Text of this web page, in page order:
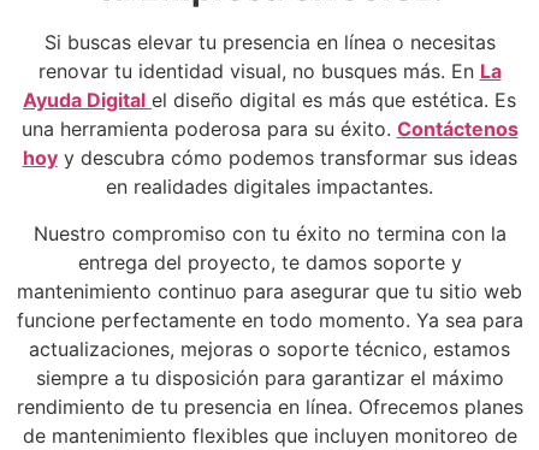
Si buscas elevar tu presencia en línea o necesitas
renovar tu identidad visual, no busques más. En La
Ayuda Digital el diseño digital es más que estética. Es
una herramienta poderosa para su éxito. Contáctenos
hoyy descubra cómo podemos transformar sus ideas
en realidades digitales impactantes.
Nuestro compromiso con tu éxito no termina con la
entrega del proyecto, te damos soporte y
mantenimiento continuo para asegurar que tu sitio web
funcione perfectamente en todo momento. Ya sea para
actualizaciones, mejoras o soporte técnico, estamos
siempre a tu disposición para garantizar el máximo
rendimiento de tu presencia en línea. Ofrecemos planes
de mantenimiento flexibles que incluyen monitoreo de